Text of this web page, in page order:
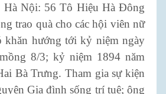
Hà Nội: 56 Tô Hiệu Hà Đông
trao quà cho các hội viên nữ
khăn hướng tới kỷ niệm ngày
8/3; kỷ niệm 1894 năm
Bà Trưng. Tham gia sự kiện
Gia đình sống trí tuệ; ông